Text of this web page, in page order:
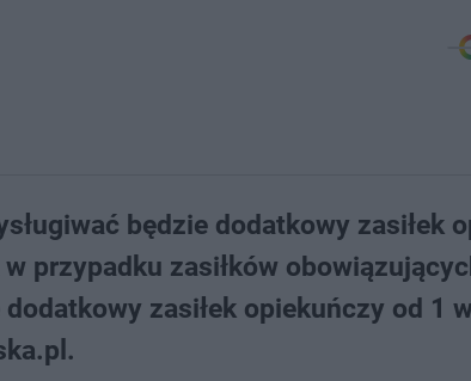
będzie dodatkowy zasiłek
przypadku zasiłków
zasiłek opiekuńczy od 1